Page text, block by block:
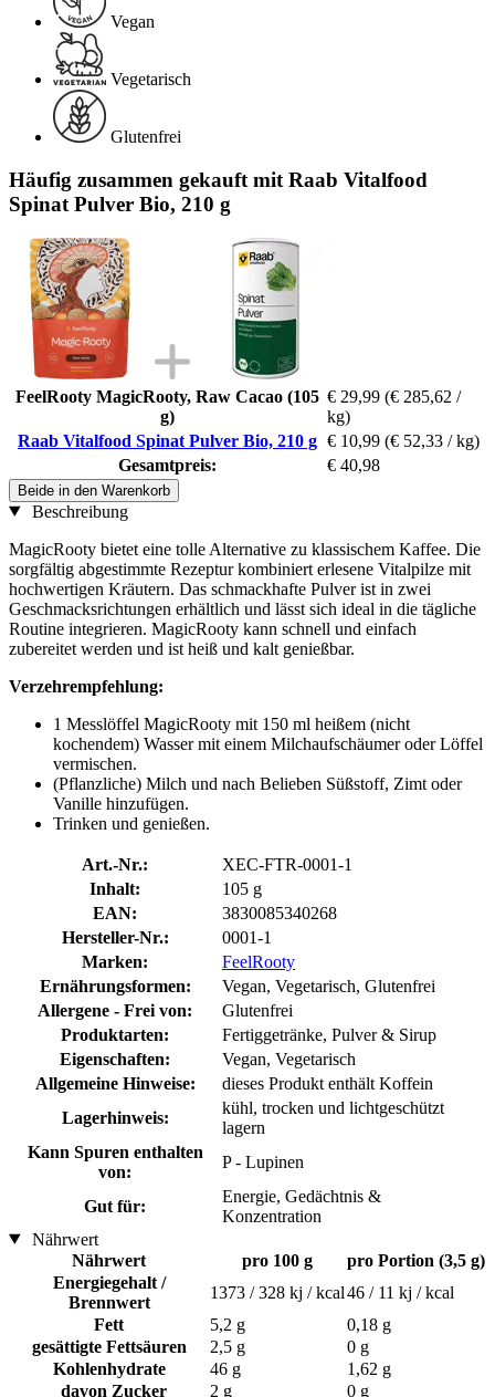
Vegan
Vegetarisch
Glutenfrei
Häufig zusammen gekauft mit Raab Vitalfood
Spinat Pulver Bio, 210 g
FeelRooty MagicRooty, Raw Cacao (105
g)
€ 29,99 (€ 285,62 /
kg)
Raab Vitalfood Spinat Pulver Bio, 210 g € 10,99 (€ 52,33 / kg)
Gesamtpreis:
€ 40,98
Beide in den Warenkorb
Beschreibung
MagicRooty bietet eine tolle Alternative zu klassischem Kaffee. Die
sorgfältig abgestimmte Rezeptur kombiniert erlesene Vitalpilze mit
hochwertigen Kräutern. Das schmackhafte Pulver ist in zwei
Geschmacksrichtungen erhältlich und lässt sich ideal in die tägliche
Routine integrieren. MagicRooty kann schnell und einfach
zubereitet werden und ist heiß und kalt genießbar.
Verzehrempfehlung:
1 Messlöffel MagicRooty mit 150 ml heißem (nicht
kochendem) Wasser mit einem Milchaufschäumer oder Löffel
vermischen.
(Pflanzliche) Milch und nach Belieben Süßstoff, Zimt oder
Vanille hinzufügen.
Trinken und genießen.
Art.-Nr.:
XEC-FTR-0001-1
Inhalt:
105 g
EAN:
3830085340268
Hersteller-Nr.:
0001-1
Marken:
FeelRooty
Ernährungsformen:
Vegan, Vegetarisch, Glutenfrei
Allergene - Frei von:
Glutenfrei
Produktarten:
Fertiggetränke, Pulver & Sirup
Eigenschaften:
Vegan, Vegetarisch
Allgemeine Hinweise:
dieses Produkt enthält Koffein
Lagerhinweis:
kühl, trocken und lichtgeschützt
lagern
Kann Spuren enthalten
von:
P - Lupinen
Gut für:
Energie, Gedächtnis &
Konzentration
Nährwert
Nährwert
pro 100 g
pro Portion (3,5 g)
Energiegehalt /
Brennwert
1373 / 328 kj / kcal46 / 11 kj / kcal
Fett
5,2 g
0,18 g
gesättigte Fettsäuren
2,5 g
0 g
Kohlenhydrate
46 g
1,62 g
davon Zucker
2 g 0 g